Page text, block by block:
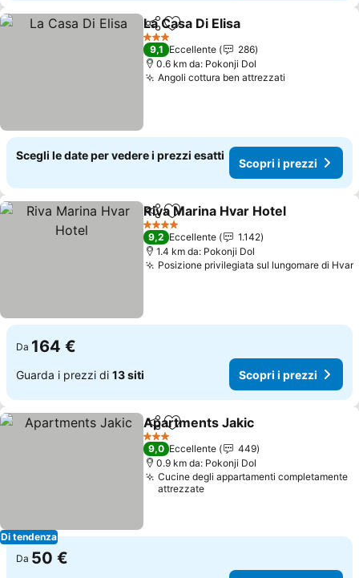
CondividiAggiungi ai preferiti
La Casa Di Elisa
3 Stelle
9,1 Eccellente
286
0.6 km da: Pokonji Dol
Angoli cottura ben attrezzati
Scegli le date per vedere i prezzi esatti
Scopri i prezzi
CondividiAggiungi ai preferiti
Riva Marina Hvar Hotel
4 Stelle
9,2 Eccellente
1.142
1.4 km da: Pokonji Dol
Posizione privilegiata sul lungomare di Hvar
Da 164 €
Guarda i prezzi di 13 siti Scopri i prezzi
Di tendenza
CondividiAggiungi ai preferiti
Apartments Jakic
3 Stelle
9,0 Eccellente
449
0.9 km da: Pokonji Dol
Cucine degli appartamenti completamente
attrezzate
Da 50 €